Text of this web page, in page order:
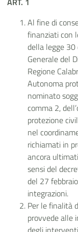
Al fine di
finanziati con
della legge
Generale del
Regione
Autonoma
nominato
comma 2,
protezione
nel
richiamati in
ancora
sensi del
del 27
integrazioni.
Per le finalità
provvede alle